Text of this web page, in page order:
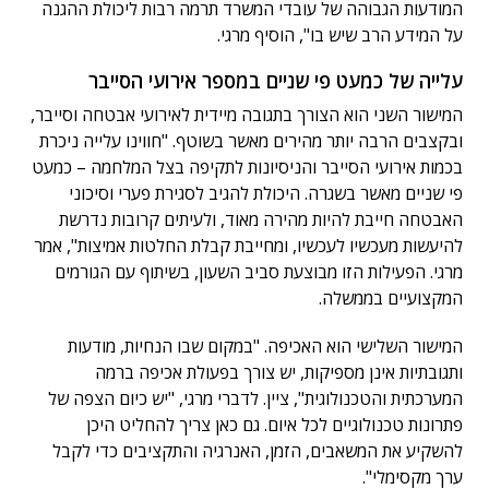
המודעות הגבוהה של עובדי המשרד תרמה רבות ליכולת ההגנה
על המידע הרב שיש בו", הוסיף מרגי.
עלייה של כמעט פי שניים במספר אירועי הסייבר
המישור השני הוא הצורך בתגובה מיידית לאירועי אבטחה וסייבר,
ובקצבים הרבה יותר מהירים מאשר בשוטף. "חווינו עלייה ניכרת
בכמות אירועי הסייבר והניסיונות לתקיפה בצל המלחמה – כמעט
פי שניים מאשר בשגרה. היכולת להגיב לסגירת פערי וסיכוני
האבטחה חייבת להיות מהירה מאוד, ולעיתים קרובות נדרשת
להיעשות מעכשיו לעכשיו, ומחייבת קבלת החלטות אמיצות", אמר
מרגי. הפעילות הזו מבוצעת סביב השעון, בשיתוף עם הגורמים
המקצועיים בממשלה.
המישור השלישי הוא האכיפה. "במקום שבו הנחיות, מודעות
ותגובתיות אינן מספיקות, יש צורך בפעולת אכיפה ברמה
המערכתית והטכנולוגית", ציין. לדברי מרגי, "יש כיום הצפה של
פתרונות טכנולוגיים לכל איום. גם כאן צריך להחליט היכן
להשקיע את המשאבים, הזמן, האנרגיה והתקציבים כדי לקבל
ערך מקסימלי".